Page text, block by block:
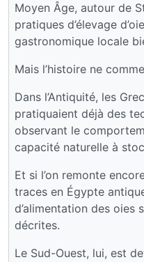
Moyen Âge, autour de
pratiques d’élevage
gastronomique locale
Mais l’histoire ne
Dans l’Antiquité, les
pratiquaient déjà des
observant le
capacité naturelle à
Et si l’on remonte
traces en Égypte
d’alimentation des oies
décrites.
Le Sud-Ouest, lui, est